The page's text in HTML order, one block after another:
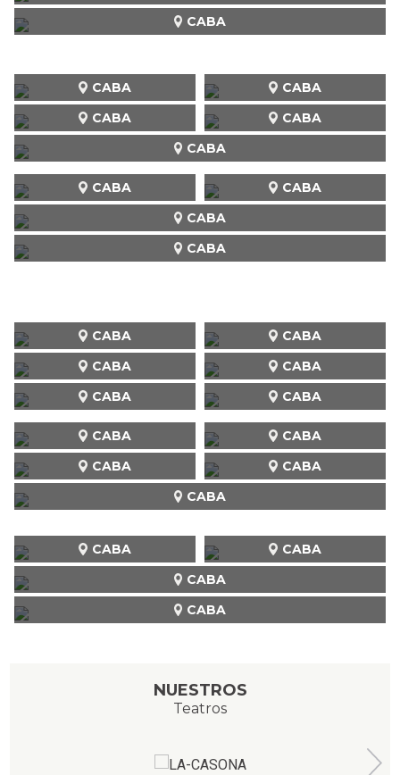
CABA
CABA CABA
CABA
CABA CABA
CABA
CABA CABA
CABA
CABA
CABA
CABA
CABA
CABA
CABA
CABA CABA
CABA
CABA CABA
CABA
CABA CABA
CABA
NUESTROS
Teatros